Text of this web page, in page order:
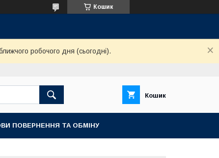
Кошик
робочого дня (сьогодні).
Кошик
ПОВЕРНЕННЯ ТА ОБМІНУ